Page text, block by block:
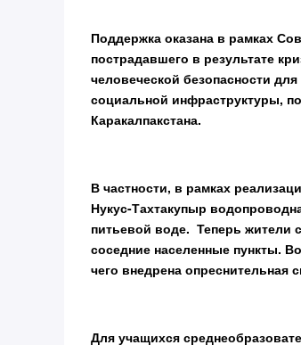
Поддержка оказана в рамках
пострадавшего в результате
человеческой безопасности
социальной инфраструктуры,
Каракалпакстана.
В частности, в рамках
Нукус-Тахтакупыр
питьевой воде. Теперь жители
соседние населенные пункты.
чего внедрена опреснительная
Для учащихся